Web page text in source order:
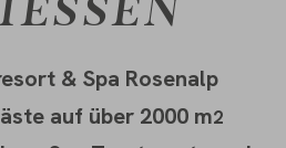
& Spa Rosenalp
auf über 2000 m2